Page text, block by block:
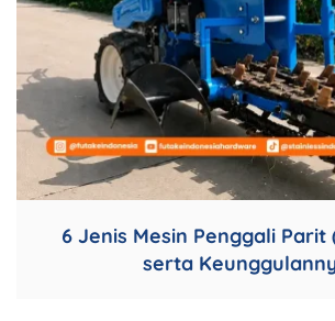
6 Jenis Mesin Penggali Parit
serta